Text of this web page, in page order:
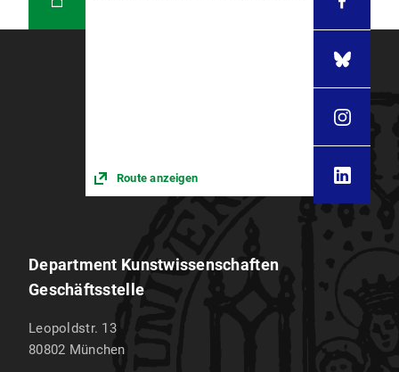
Route anzeigen
Department Kunstwissenschaften
Geschäftsstelle
Leopoldstr. 13
80802 München